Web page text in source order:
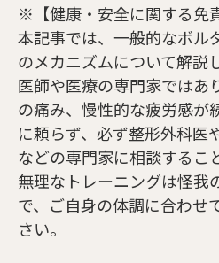
※【健康・安全に関する免
本記事では、一般的なボル
のメカニズムについて解説
医師や医療の専門家ではあ
の痛み、慢性的な疲労感が
に頼らず、必ず整形外科医
などの専門家に相談するこ
無理なトレーニングは怪我
で、ご自身の体調に合わせ
さい。